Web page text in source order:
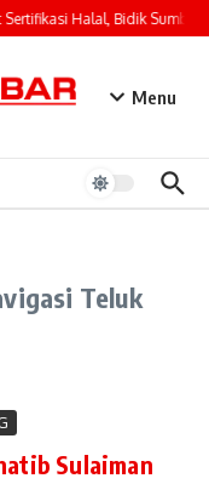
Halal, Bidik Sumbar
Menu
Teluk
Sulaiman